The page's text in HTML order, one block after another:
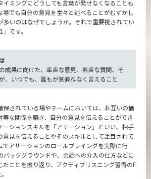
イミングにどうしても言葉が発せなくなることも
場でも自分の意見を堂々と述べることがむずかし
多いのはなぜでしょうか。それで重要視されてい
です。
成果に向けた、率直な意見、素直な質問、そ
、いつでも、誰もが気兼ねなく言えること
保されている場やチームにおいては、お互いの価
等な関係を築き、自分の意見を伝えることができ
ーションスキルを「アサーション」といい、相手
意見を伝えることやそのスキルとして注目されて
でアサーションのロールプレイングを実際に行
バックグラウンドや、会話への介入の仕方などに
たことを振り返り、アクティブリスニング習得のF